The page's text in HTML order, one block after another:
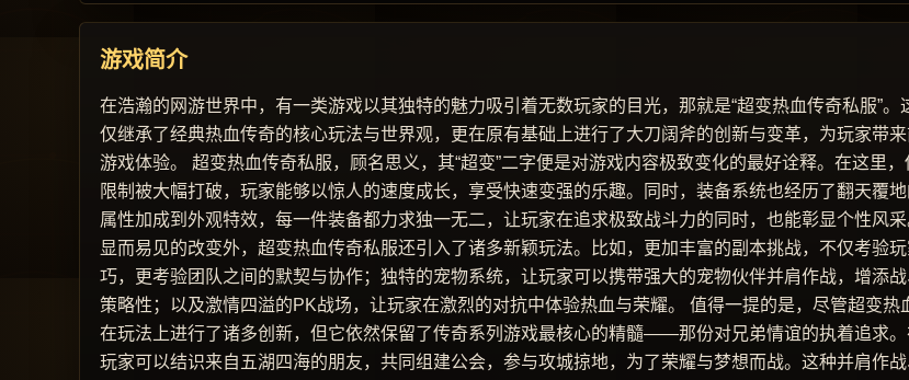
游戏简介
在浩瀚的网游世界中，有一类游戏以其独特的魅力吸引着无数玩家的目光，那就是“超变热血传奇私服”。
仅继承了经典热血传奇的核心玩法与世界观，更在原有基础上进行了大刀阔斧的创新与变革，为玩家带
游戏体验。 超变热血传奇私服，顾名思义，其“超变”二字便是对游戏内容极致变化的最好诠释。在这里
限制被大幅打破，玩家能够以惊人的速度成长，享受快速变强的乐趣。同时，装备系统也经历了翻天覆
属性加成到外观特效，每一件装备都力求独一无二，让玩家在追求极致战斗力的同时，也能彰显个性风
显而易见的改变外，超变热血传奇私服还引入了诸多新颖玩法。比如，更加丰富的副本挑战，不仅考验
巧，更考验团队之间的默契与协作；独特的宠物系统，让玩家可以携带强大的宠物伙伴并肩作战，增添
策略性；以及激情四溢的PK战场，让玩家在激烈的对抗中体验热血与荣耀。 值得一提的是，尽管超变热
在玩法上进行了诸多创新，但它依然保留了传奇系列游戏最核心的精髓——那份对兄弟情谊的执着追求。
玩家可以结识来自五湖四海的朋友，共同组建公会，参与攻城掠地，为了荣耀与梦想而战。这种并肩作